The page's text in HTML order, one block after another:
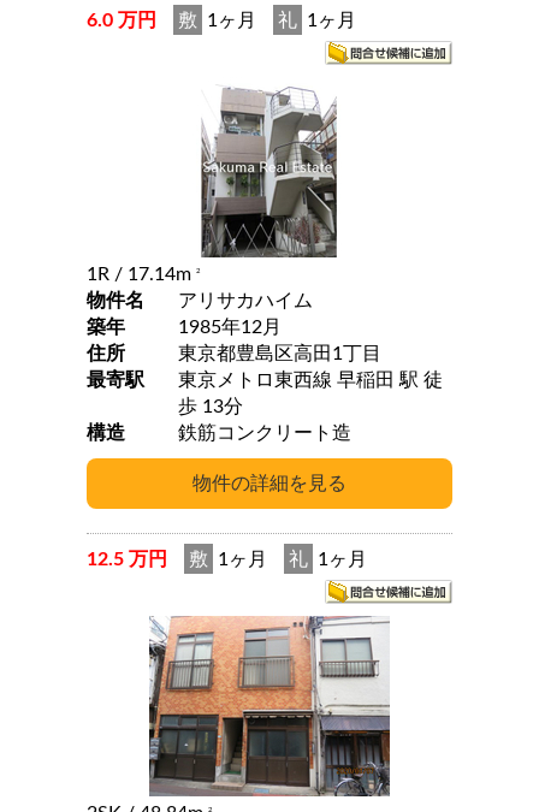
6.0 万円 敷 1ヶ月 礼 1ヶ月
1R / 17.14m 2
物件名
アリサカハイム
築年
1985年12月
住所
東京都豊島区高田1丁目
最寄駅
東京メトロ東西線 早稲田 駅 徒
歩 13分
構造
鉄筋コンクリート造
12.5 万円 敷 1ヶ月 礼 1ヶ月
2